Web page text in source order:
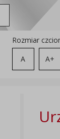
Rozmiar
A
A+